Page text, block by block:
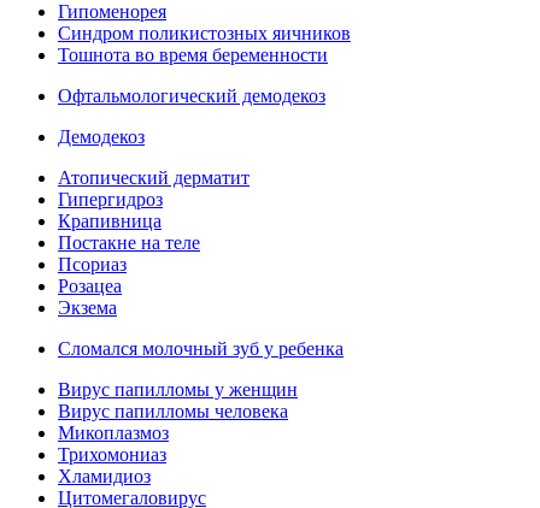
Гипоменорея
Синдром поликистозных яичников
Тошнота во время беременности
Офтальмологический демодекоз
Демодекоз
Атопический дерматит
Гипергидроз
Крапивница
Постакне на теле
Псориаз
Розацеа
Экзема
Сломался молочный зуб у ребенка
Вирус папилломы у женщин
Вирус папилломы человека
Микоплазмоз
Трихомониаз
Хламидиоз
Цитомегаловирус